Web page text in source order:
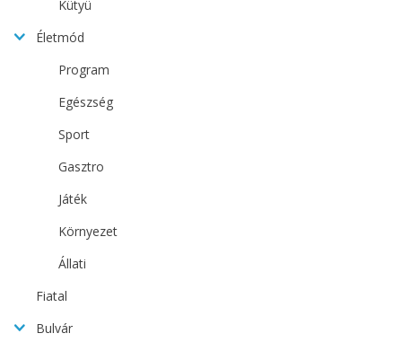
Kütyü
Életmód
Program
Egészség
Sport
Gasztro
Játék
Környezet
Állati
Fiatal
Bulvár